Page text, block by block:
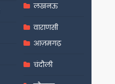
लखनऊ
वाराणसी
आज़मगढ़
चंदौली